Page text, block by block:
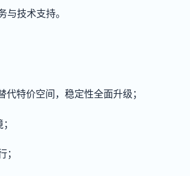
技术支持。
特价空间，稳定性全面升级；